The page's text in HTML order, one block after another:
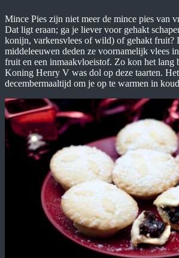
Mince Pies zijn niet meer de mince pies van
Dat ligt eraan; ga je liever voor gehakt
konijn, varkensvlees of wild) of gehakt fruit?
middeleeuwen deden ze voornamelijk vlees
fruit en een inmaakvloeistof. Zo kon het lang
Koning Henry V was dol op deze taarten.
decembermaaltijd om je op te warmen in